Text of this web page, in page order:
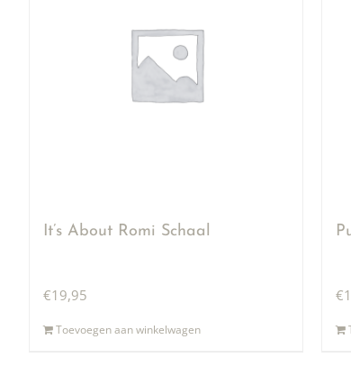
It’s About Romi Schaal
€19,95
Toevoegen aan winkelwagen
€